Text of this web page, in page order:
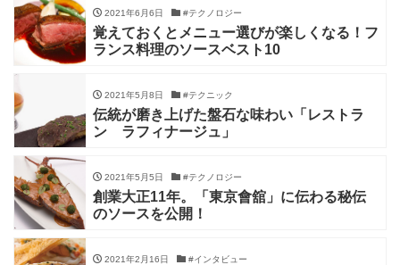
2021年6月6日 #テクノロジー
覚えておくとメニュー選びが楽しくなる！フ
ランス料理のソースベスト10
2021年5月8日 #テクニック
伝統が磨き上げた盤石な味わい「レストラ
ン ラフィナージュ」
2021年5月5日 #テクノロジー
創業大正11年。「東京會舘」に伝わる秘伝
のソースを公開！
2021年2月16日 #インタビュー